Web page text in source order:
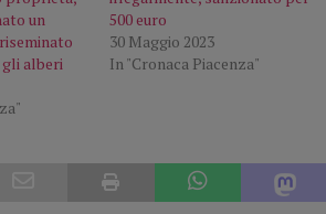
un
alberi
500 euro
30 Maggio 2023
In "Cronaca Piacenza"